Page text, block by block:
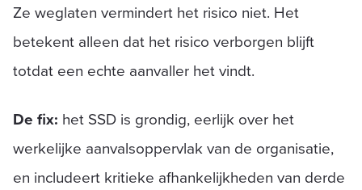
Ze weglaten vermindert het risico niet. Het
betekent alleen dat het risico verborgen blijft
totdat een echte aanvaller het vindt.
De fix: het SSD is grondig, eerlijk over het
werkelijke aanvalsoppervlak van de organisatie,
en includeert kritieke afhankelijkheden van derde